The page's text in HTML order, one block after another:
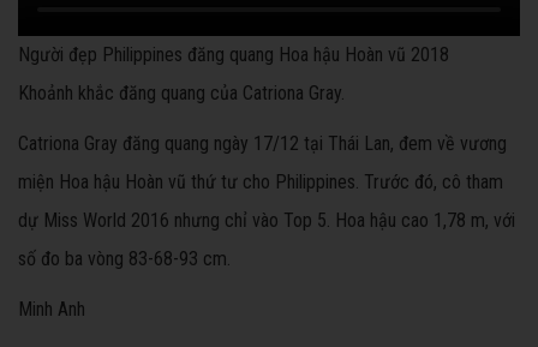
Người đẹp Philippines đăng quang Hoa hậu Hoàn vũ 2018
Khoảnh khắc đăng quang của Catriona Gray.
Catriona Gray đăng quang ngày 17/12 tại Thái Lan, đem về vương
miện Hoa hậu Hoàn vũ thứ tư cho Philippines. Trước đó, cô tham
dự Miss World 2016 nhưng chỉ vào Top 5. Hoa hậu cao 1,78 m, với
số đo ba vòng 83-68-93 cm.
Minh Anh